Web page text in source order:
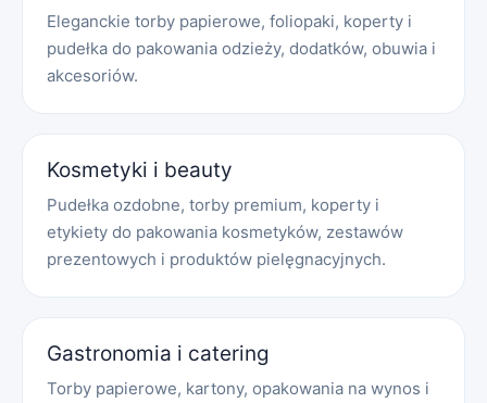
Eleganckie torby papierowe, foliopaki, koperty i
pudełka do pakowania odzieży, dodatków, obuwia i
akcesoriów.
Kosmetyki i beauty
Pudełka ozdobne, torby premium, koperty i
etykiety do pakowania kosmetyków, zestawów
prezentowych i produktów pielęgnacyjnych.
Gastronomia i catering
Torby papierowe, kartony, opakowania na wynos i